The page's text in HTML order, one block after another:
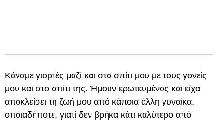
Κάναμε γιορτές μαζί και στο σπίτι μου με τους γονείς
μου και στο σπίτι της. Ήμουν ερωτευμένος και είχα
αποκλείσει τη ζωή μου από κάποια άλλη γυναίκα,
οποιαδήποτε, γιατί δεν βρήκα κάτι καλύτερο από